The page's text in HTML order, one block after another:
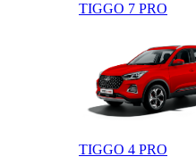
TIGGO 7 PRO
TIGGO 4 PRO